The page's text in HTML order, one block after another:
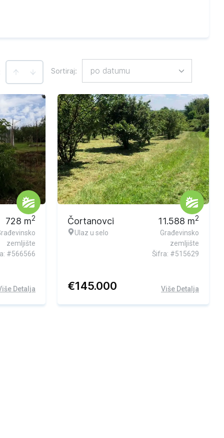
Sortiraj: po datumu
728 m2
zemljište
#566566
Detalja
Čortanovci
Ulaz u selo
11.588 m2
Građevinsko
zemljište
Šifra: #515629
€145.000 Više Detalja